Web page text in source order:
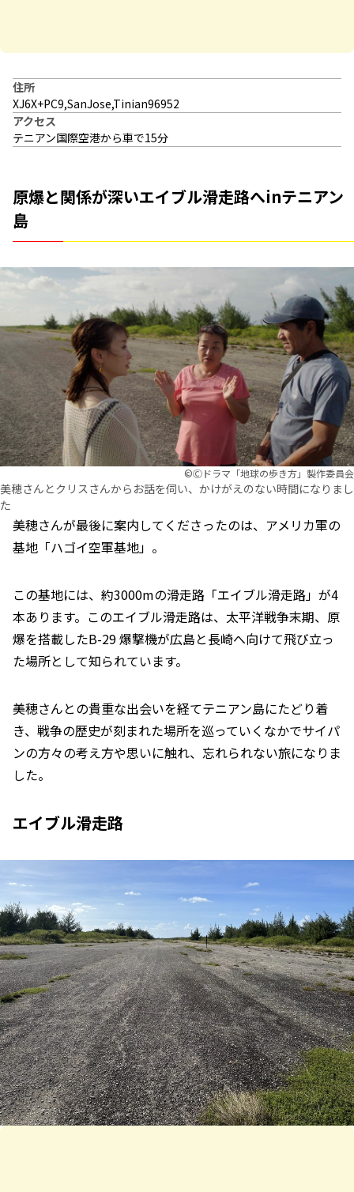
住所
XJ6X+PC9,SanJose,Tinian96952
アクセス
テニアン国際空港から車で15分
原爆と関係が深いエイブル滑走路へinテニアン
島
©︎Ⓒドラマ「地球の歩き方」製作委員会
美穂さんとクリスさんからお話を伺い、かけがえのない時間になりまし
た
美穂さんが最後に案内してくださったのは、アメリカ軍の
基地「ハゴイ空軍基地」。
この基地には、約3000mの滑走路「エイブル滑走路」が4
本あります。このエイブル滑走路は、太平洋戦争末期、原
爆を搭載したB-29 爆撃機が広島と長崎へ向けて飛び立っ
た場所として知られています。
美穂さんとの貴重な出会いを経てテニアン島にたどり着
き、戦争の歴史が刻まれた場所を巡っていくなかでサイパ
ンの方々の考え方や思いに触れ、忘れられない旅になりま
した。
エイブル滑走路